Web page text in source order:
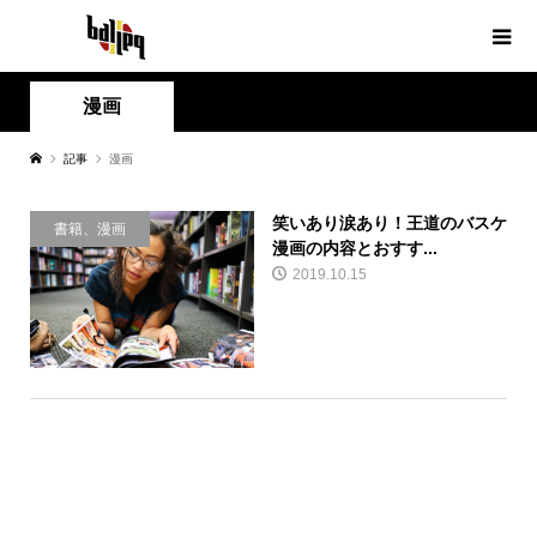
漫画
記事 漫画
書籍、漫画
笑いあり涙あり！王道のバスケ
漫画の内容とおすす...
2019.10.15